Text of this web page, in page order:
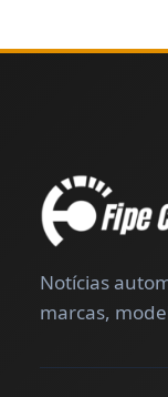
Notícias
marcas,